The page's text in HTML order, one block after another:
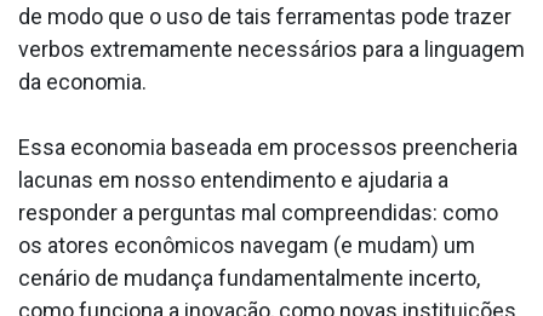
de modo que o uso de tais ferramentas pode trazer
verbos extremamente necessários para a linguagem
da economia.
Essa economia baseada em processos preencheria
lacunas em nosso entendimento e ajudaria a
responder a perguntas mal compreendidas: como
os atores econômicos navegam (e mudam) um
cenário de mudança fundamentalmente incerto,